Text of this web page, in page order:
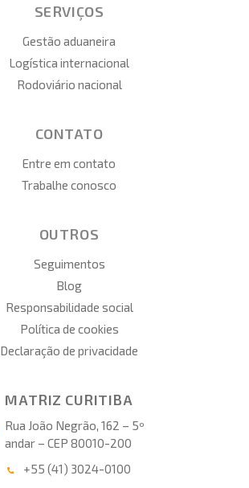
SERVIÇOS
Gestão aduaneira
Logística internacional
Rodoviário nacional
CONTATO
Entre em contato
Trabalhe conosco
OUTROS
Seguimentos
Blog
Responsabilidade social
Política de cookies
Declaração de privacidade
MATRIZ CURITIBA
Rua João Negrão, 162 – 5º
andar – CEP 80010-200
+55 (41) 3024-0100